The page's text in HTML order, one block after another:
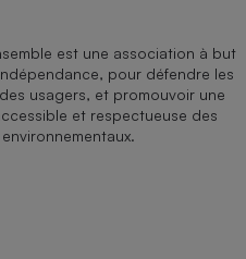
est une association à but
pour défendre les
usagers, et promouvoir une
et respectueuse des